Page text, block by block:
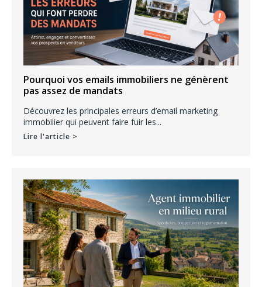
Pourquoi vos emails immobiliers ne génèrent
pas assez de mandats
Découvrez les principales erreurs d’email marketing
immobilier qui peuvent faire fuir les...
Lire l'article >